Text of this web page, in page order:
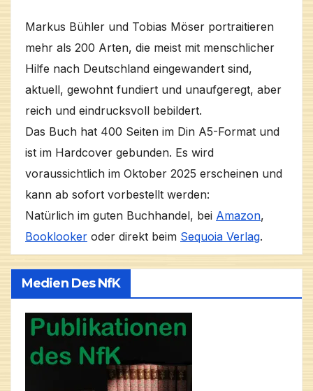
Markus Bühler und Tobias Möser portraitieren
mehr als 200 Arten, die meist mit menschlicher
Hilfe nach Deutschland eingewandert sind,
aktuell, gewohnt fundiert und unaufgeregt, aber
reich und eindrucksvoll bebildert.
Das Buch hat 400 Seiten im Din A5-Format und
ist im Hardcover gebunden. Es wird
voraussichtlich im Oktober 2025 erscheinen und
kann ab sofort vorbestellt werden:
Natürlich im guten Buchhandel, bei Amazon,
Booklooker oder direkt beim Sequoia Verlag.
Medien Des NfK